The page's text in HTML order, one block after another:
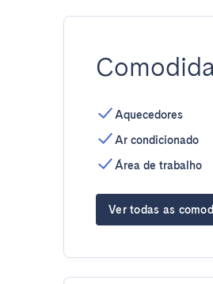
Aquecedores
Ar condicionado
Área de trabalho
Ver todas as